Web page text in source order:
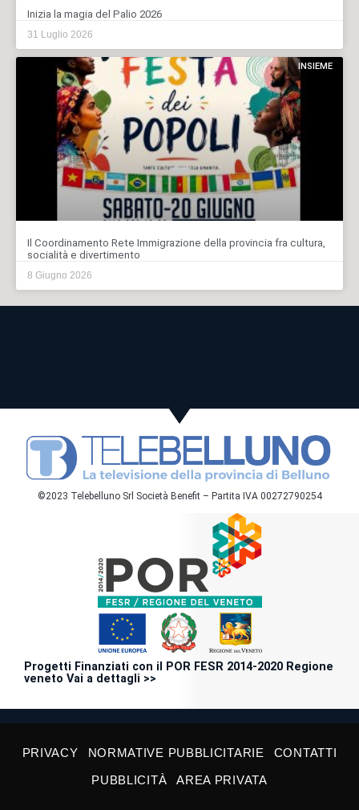
Inizia la magia del Palio 2026
31 Luglio 2026
INSIEME
Il Coordinamento Rete Immigrazione della provincia fra cultura,
socialità e divertimento
8 Giugno 2026
©2023 Telebelluno Srl Società Benefit – Partita IVA 00272790254
Progetti Finanziati con il POR FESR 2014-2020 Regione
veneto Vai a dettagli >>
PRIVACY NORMATIVE PUBBLICITARIE
CONTATTI
PUBBLICITÀ
AREA PRIVATA